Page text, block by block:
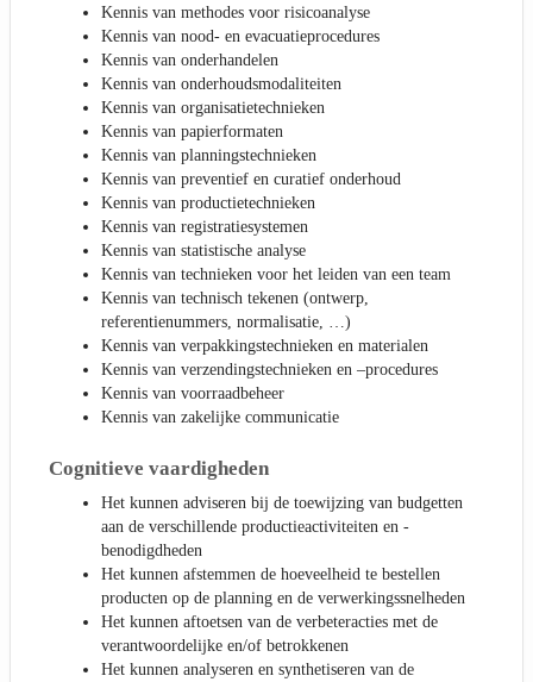
Kennis van methodes voor risicoanalyse
Kennis van nood- en evacuatieprocedures
Kennis van onderhandelen
Kennis van onderhoudsmodaliteiten
Kennis van organisatietechnieken
Kennis van papierformaten
Kennis van planningstechnieken
Kennis van preventief en curatief onderhoud
Kennis van productietechnieken
Kennis van registratiesystemen
Kennis van statistische analyse
Kennis van technieken voor het leiden van een team
Kennis van technisch tekenen (ontwerp,
referentienummers, normalisatie, …)
Kennis van verpakkingstechnieken en materialen
Kennis van verzendingstechnieken en –procedures
Kennis van voorraadbeheer
Kennis van zakelijke communicatie
Cognitieve vaardigheden
Het kunnen adviseren bij de toewijzing van budgetten
aan de verschillende productieactiviteiten en -
benodigdheden
Het kunnen afstemmen de hoeveelheid te bestellen
producten op de planning en de verwerkingssnelheden
Het kunnen aftoetsen van de verbeteracties met de
verantwoordelijke en/of betrokkenen
Het kunnen analyseren en synthetiseren van de